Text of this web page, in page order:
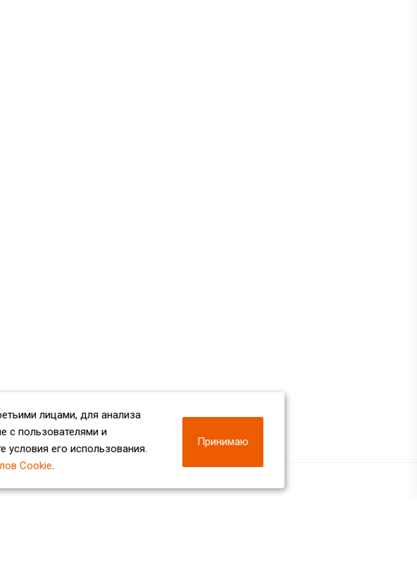
лицами, для анализа
с пользователями и
его использования.
Cookie.
Принимаю